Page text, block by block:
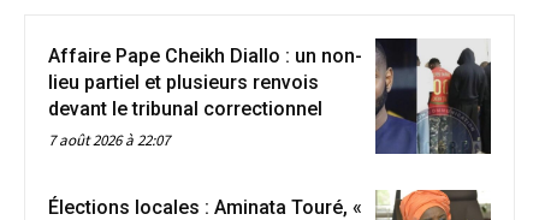
Affaire Pape Cheikh Diallo : un non-
lieu partiel et plusieurs renvois
devant le tribunal correctionnel
7 août 2026 à 22:07
Élections locales : Aminata Touré, «